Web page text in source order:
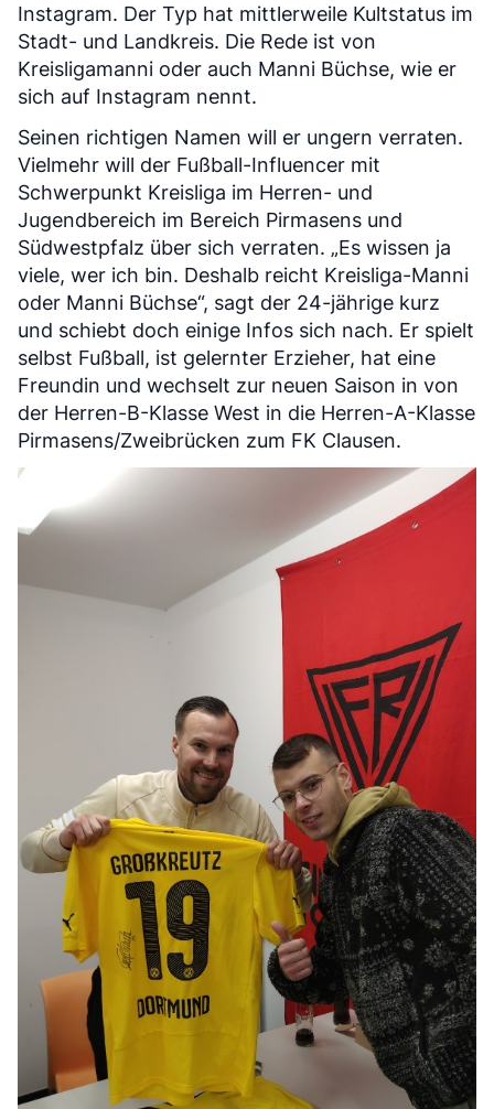
Instagram. Der Typ hat mittlerweile Kultstatus im
Stadt- und Landkreis. Die Rede ist von
Kreisligamanni oder auch Manni Büchse, wie er
sich auf Instagram nennt.
Seinen richtigen Namen will er ungern verraten.
Vielmehr will der Fußball-Influencer mit
Schwerpunkt Kreisliga im Herren- und
Jugendbereich im Bereich Pirmasens und
Südwestpfalz über sich verraten. „Es wissen ja
viele, wer ich bin. Deshalb reicht Kreisliga-Manni
oder Manni Büchse“, sagt der 24-jährige kurz
und schiebt doch einige Infos sich nach. Er spielt
selbst Fußball, ist gelernter Erzieher, hat eine
Freundin und wechselt zur neuen Saison in von
der Herren-B-Klasse West in die Herren-A-Klasse
Pirmasens/Zweibrücken zum FK Clausen.